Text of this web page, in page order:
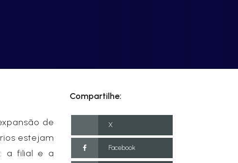
de
estejam
a filial e a
Compartilhe:
X
Facebook